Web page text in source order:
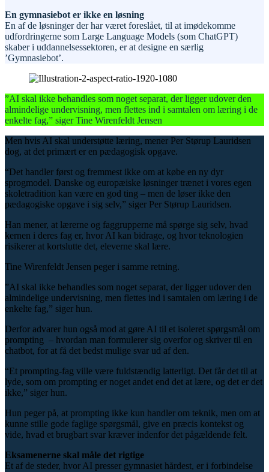
En gymnasiebot er ikke en løsning
En af de løsninger der har været foreslået, til at imødekomme
udfordringerne som Large Language Models (som ChatGPT)
skaber i uddannelsessektoren, er at designe en særlig
’Gymnasiebot’.
”AI skal ikke behandles som noget separat, der ligger udover den
almindelige undervisning, men flettes ind i samtalen om læring i de
enkelte fag,” siger Tine Wirenfeldt Jensen
Men hvis AI skal understøtte læring, mener Per Størup Lauridsen
dog, at det primært er en pædagogisk opgave.
“Det handler først og fremmest ikke om at købe en ny dyr
sprogmodel. Danske og europæiske løsninger trænet i vores egen
skoletradition kan være en god ting – men de løser ikke den
pædagogiske opgave i sig selv,” siger Per Størup Lauridsen.
Han mener, at lærerne og faggrupperne må spørge sig selv, hvad
kernen i deres fag er, hvor AI kan bidrage, og hvor teknologien
risikerer at kortslutte det, eleverne skal lære.
Tine Wirenfeldt Jensen peger i samme retning.
”AI skal ikke behandles som noget separat, der ligger udover den
almindelige undervisning, men flettes ind i samtalen om læring i de
enkelte fag,” siger hun.
Derfor advarer hun også mod at gøre AI til et isoleret spørgsmål om
prompting – hvordan man formulerer sig overfor og skriver til en
chatbot, for at få det bedst mulige svar ud af den.
“Et prompting-fag ville være fuldstændig latterligt. Det får det til at
lyde, som om prompting er noget andet end det at lære, og det er det
ikke,” siger hun.
Hun peger på, at prompting ikke kun handler om teknik, men om at
kunne stille gode faglige spørgsmål, give en præcis kontekst og
vide, hvad et brugbart svar kræver indenfor det pågældende felt.
Eksamenerne skal måle det rigtige
Et af de steder, hvor AI presser gymnasiet hårdest, er i forbindelse